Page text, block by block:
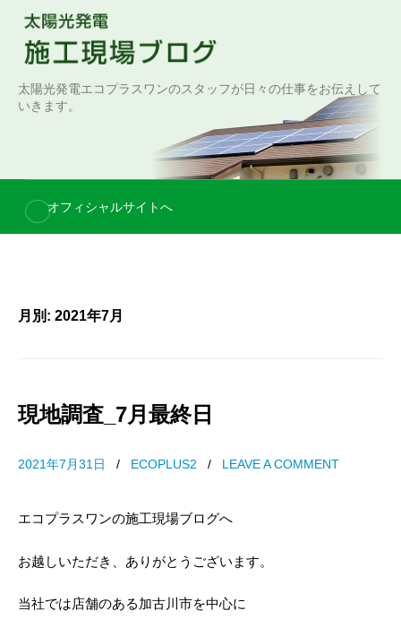
e
太陽光発電エコプラスワンのスタッフが日々の仕事をお伝えして
いきます。
オフィシャルサイトへ
月別: 2021年7月
現地調査_7月最終日
2021年7月31日 / ECOPLUS2 / LEAVE A COMMENT
エコプラスワンの施工現場ブログへ
お越しいただき、ありがとうございます。
当社では店舗のある加古川市を中心に